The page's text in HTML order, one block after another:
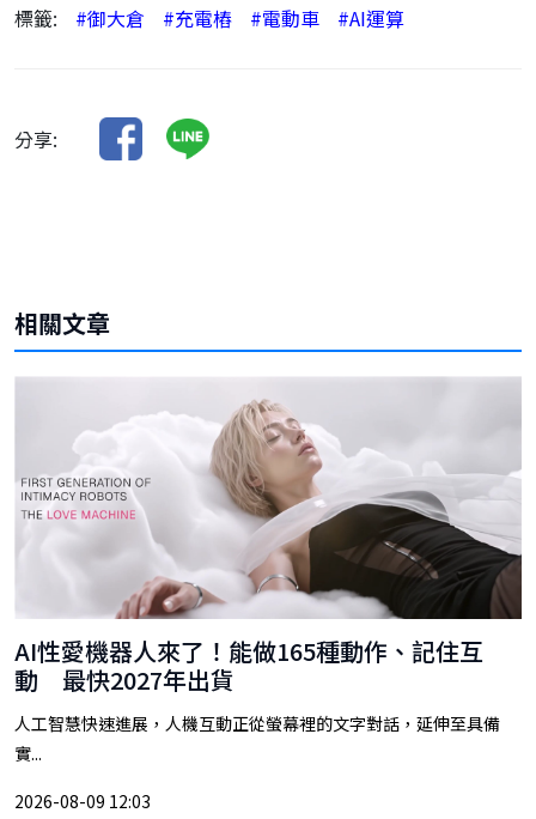
標籤: #御大倉 #充電樁 #電動車 #AI運算
分享:
相關文章
AI性愛機器人來了！能做165種動作、記住互
動 最快2027年出貨
人工智慧快速進展，人機互動正從螢幕裡的文字對話，延伸至具備
實...
2026-08-09 12:03